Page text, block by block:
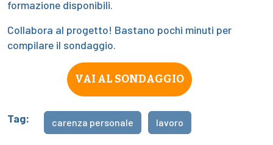
formazione disponibili.
Collabora al progetto! Bastano pochi minuti per
compilare il sondaggio.
VAI AL SONDAGGIO
Tag: carenza personale lavoro